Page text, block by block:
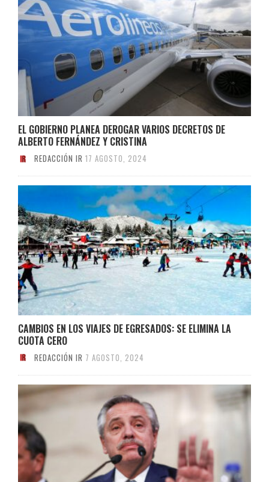
EL GOBIERNO PLANEA DEROGAR VARIOS DECRETOS DE
ALBERTO FERNÁNDEZ Y CRISTINA
REDACCIÓN IR 17 AGOSTO, 2024
CAMBIOS EN LOS VIAJES DE EGRESADOS: SE ELIMINA LA
CUOTA CERO
REDACCIÓN IR 7 AGOSTO, 2024